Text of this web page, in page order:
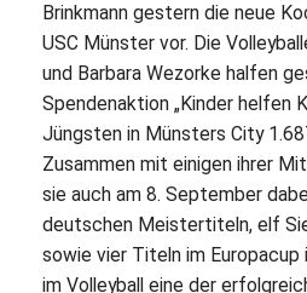
Brinkmann gestern die neue
USC Münster vor. Die
und Barbara ­Wezorke halfen
Spendenaktion „Kinder helfen
Jüngsten in Münsters City
Zusammen mit einigen ihrer
sie auch am 8. September
deutschen Meistertiteln, elf
sowie vier Titeln im
im Volleyball eine der